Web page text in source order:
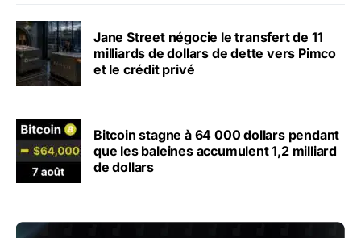
Jane Street négocie le transfert de 11
milliards de dollars de dette vers Pimco
et le crédit privé
Bitcoin stagne à 64 000 dollars pendant
que les baleines accumulent 1,2 milliard
de dollars